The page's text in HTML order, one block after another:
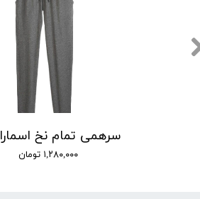
سرهمی تمام نخ اسمارا 001
۱,۲۸۰,۰۰۰ تومان